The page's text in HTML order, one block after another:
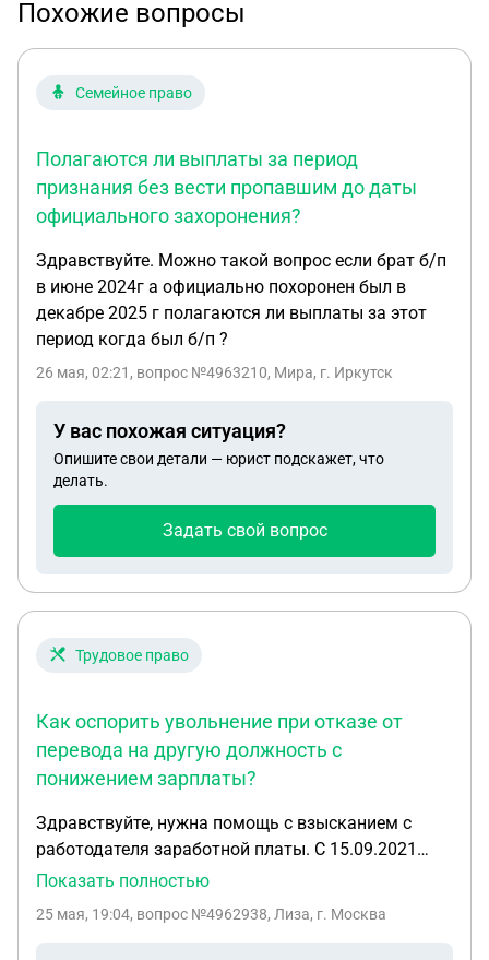
Похожие вопросы
Семейное право
Полагаются ли выплаты за период
признания без вести пропавшим до даты
официального захоронения?
Здравствуйте. Можно такой вопрос если брат б/п
в июне 2024г а официально похоронен был в
декабре 2025 г полагаются ли выплаты за этот
период когда был б/п ?
26 мая, 02:21 , вопрос №4963210, Мира, г. Иркутск
У вас похожая ситуация?
Опишите свои детали — юрист подскажет, что
делать.
Задать свой вопрос
Трудовое право
Как оспорить увольнение при отказе от
перевода на другую должность с
понижением зарплаты?
Здравствуйте, нужна помощь с взысканием с
работодателя заработной платы. С 15.09.2021
года я работала кассиром. 25.05.2026 года
должность продавца с понижением зарплаты с
Показать полностью
25 мая, 19:04, вопрос №4962938, Лиза, г. Москва